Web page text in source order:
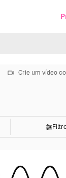
Crie um vídeo